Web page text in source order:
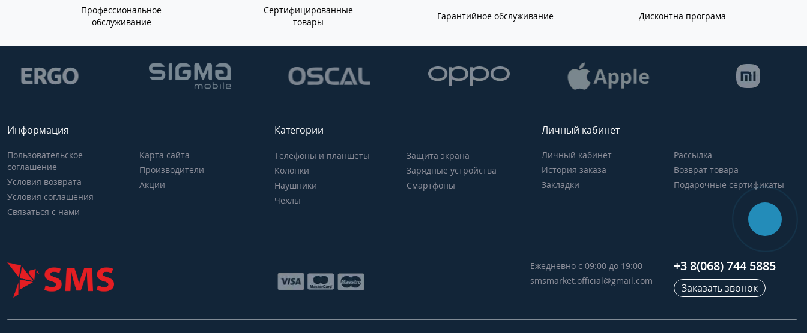
Профессиональное
обслуживание
Сертифицированные
товары
Гарантийное обслуживание Дисконтна програма
Информация
Пользовательское
соглашение
Условия возврата
Условия соглашения
Связаться с нами
Карта сайта
Производители
Акции
Категории
Телефоны и планшеты
Колонки
Наушники
Чехлы
Защита экрана
Зарядные устройства
Смартфоны
Личный кабинет
Личный кабинет
История заказа
Закладки
Рассылка
Возврат товара
Подарочные сертификаты
Ежедневно с 09:00 до 19:00
smsmarket.official@gmail.com
+3 8(068) 744 5885
Заказать звонок